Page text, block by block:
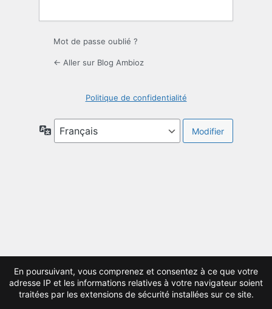
Mot de passe oublié ?
← Aller sur Blog Ambioz
Politique de confidentialité
Langue
En poursuivant, vous comprenez et consentez à ce que votre
adresse IP et les informations relatives à votre navigateur soient
traitées par les extensions de sécurité installées sur ce site.